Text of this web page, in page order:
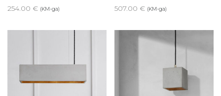
254.00 € (KM-ga) 507.00 € (KM-ga)